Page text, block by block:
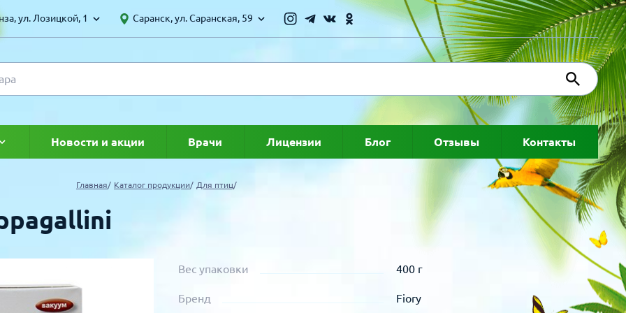
ул. Лозицкой, 1 Саранск, ул. Саранская, 59
Новости и акции Врачи Лицензии Блог Отзывы Контакты
Главная Каталог продукции Для птиц
Вес упаковки 400 г
Бренд Fiory